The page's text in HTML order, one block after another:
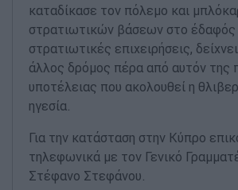
καταδίκασε τον πόλεμο και
στρατιωτικών βάσεων στο έδαφός
στρατιωτικές επιχειρήσεις,
άλλος δρόμος πέρα από αυτόν της
υποτέλειας που ακολουθεί η
ηγεσία.
Για την κατάσταση στην Κύπρο
τηλεφωνικά με τον Γενικό
Στέφανο Στεφάνου.